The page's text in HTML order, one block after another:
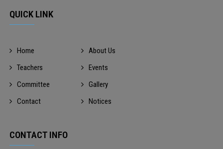
QUICK LINK
Home
About Us
Teachers
Events
Committee
Gallery
Contact
Notices
CONTACT INFO